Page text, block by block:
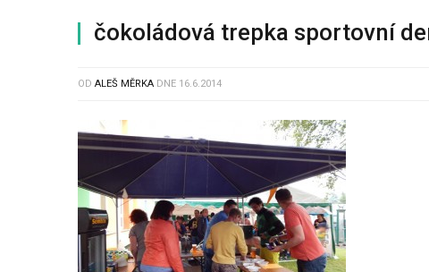
čokoládová trepka sportovní
OD ALEŠ MĚRKA DNE 16.6.2014